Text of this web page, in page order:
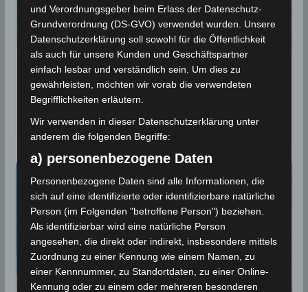
Leichtes Erdbeben im Gouvernorat
Jendouba (M2,0)
21. November 2017
und Verordnungsgeber beim Erlass der Datenschutz-
Grundverordnung (DS-GVO) verwendet wurden. Unsere
Datenschutzerklärung soll sowohl für die Öffentlichkeit
als auch für unsere Kunden und Geschäftspartner
einfach lesbar und verständlich sein. Um dies zu
gewährleisten, möchten wir vorab die verwendeten
Begrifflichkeiten erläutern.
Wir verwenden in dieser Datenschutzerklärung unter
anderem die folgenden Begriffe:
a) personenbezogene Daten
Personenbezogene Daten sind alle Informationen, die
sich auf eine identifizierte oder identifizierbare natürliche
Person (im Folgenden "betroffene Person") beziehen.
Als identifizierbar wird eine natürliche Person
angesehen, die direkt oder indirekt, insbesondere mittels
Zuordnung zu einer Kennung wie einem Namen, zu
einer Kennnummer, zu Standortdaten, zu einer Online-
Kennung oder zu einem oder mehreren besonderen